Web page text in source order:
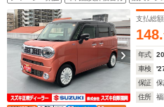
支払総額
148.
年式
車検
保証
住所